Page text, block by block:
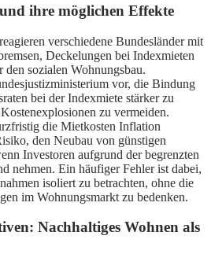
ihre möglichen Effekte
verschiedene Bundesländer mit
Deckelungen bei Indexmieten
sozialen Wohnungsbau.
vor, die Bindung
bei der Indexmiete stärker zu
zu vermeiden.
die Mietkosten Inflation
den Neubau von günstigen
Investoren aufgrund der begrenzten
nehmen. Ein häufiger Fehler ist dabei,
isoliert zu betrachten, ohne die
im Wohnungsmarkt zu bedenken.
Nachhaltiges Wohnen als